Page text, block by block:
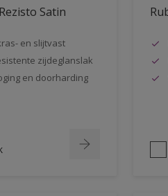
Satin
en slijtvast
zijdeglanslak
en doorharding